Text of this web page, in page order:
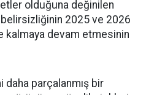
olduğuna değinilen
2025 ve 2026
kalmaya devam etmesinin
daha parçalanmış bir